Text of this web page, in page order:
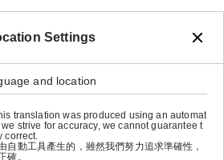
基づく表示 会社概要
Settings
and location
translation was produced using an automat
strive for accuracy, we cannot guarantee t
correct.
自動工具產生的，雖然我們努力追求準確性，
確。